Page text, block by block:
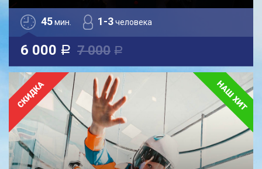
45мин. 1-3человека
6 000 a 7 000 a